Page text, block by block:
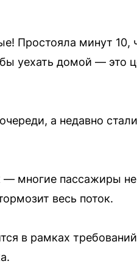
Простояла минут 10,
уехать домой — это
а недавно
многие пассажиры не
весь поток.
в рамках